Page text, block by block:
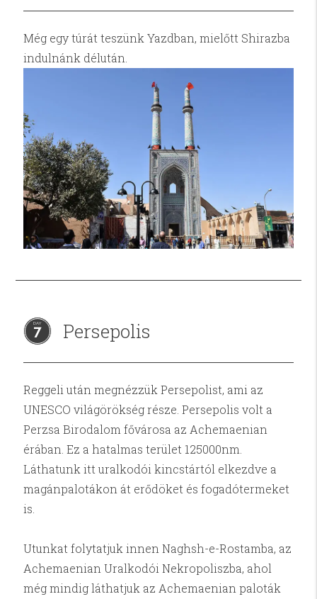
Még egy túrát teszünk Yazdban, mielőtt Shirazba
indulnánk délután.
7 Persepolis
Reggeli után megnézzük Persepolist, ami az
UNESCO világörökség része. Persepolis volt a
Perzsa Birodalom fővárosa az Achemaenian
érában. Ez a hatalmas terület 125000nm.
Láthatunk itt uralkodói kincstártól elkezdve a
magánpalotákon át erődöket és fogadótermeket
is.
Utunkat folytatjuk innen Naghsh-e-Rostamba, az
Achemaenian Uralkodói Nekropoliszba, ahol
még mindig láthatjuk az Achemaenian paloták